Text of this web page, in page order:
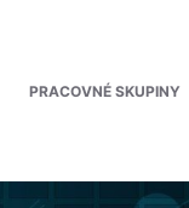
PRACOVNÉ SKUPINY